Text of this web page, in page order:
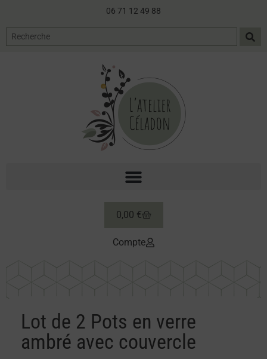
06 71 12 49 88
0,00 €
Compte
Lot de 2 Pots en verre
ambré avec couvercle